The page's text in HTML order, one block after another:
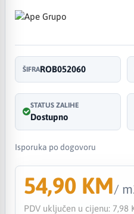
ŠIFRAROB052060
STATUS ZALIHE
Dostupno
Isporuka po dogovoru
54,90 KM/
PDV uključen u cijenu: 7,98